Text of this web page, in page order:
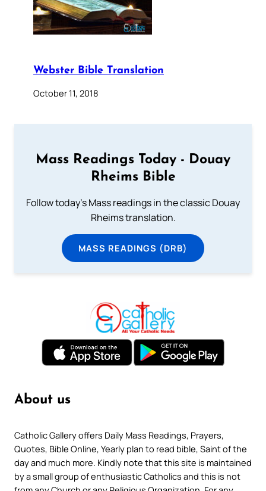
Webster Bible Translation
October 11, 2018
Mass Readings Today - Douay
Rheims Bible
Follow today's Mass readings in the classic Douay
Rheims translation.
MASS READINGS (DRB)
About us
Catholic Gallery offers Daily Mass Readings, Prayers,
Quotes, Bible Online, Yearly plan to read bible, Saint of the
day and much more. Kindly note that this site is maintained
by a small group of enthusiastic Catholics and this is not